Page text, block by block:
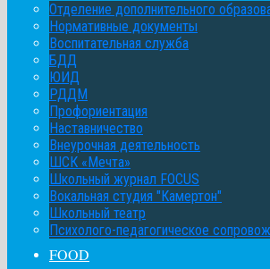
Отделение дополнительного
Нормативные документы
Воспитательная служба
БДД
ЮИД
РДДМ
Профориентация
Наставничество
Внеурочная деятельность
ШСК «Мечта»
Школьный журнал FOCUS
Вокальная студия "Камертон"
Школьный театр
Психолого-педагогическое
FOOD